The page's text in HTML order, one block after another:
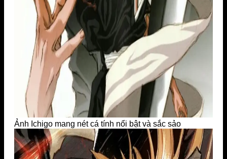
Ảnh Ichigo mang nét cá tính nổi bật và sắc sảo